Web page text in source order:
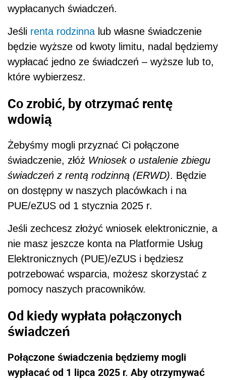
wypłacanych świadczeń.
Jeśli renta rodzinna lub własne świadczenie
będzie wyższe od kwoty limitu, nadal będziemy
wypłacać jedno ze świadczeń – wyższe lub to,
które wybierzesz.
Co zrobić, by otrzymać rentę
wdowią
Żebyśmy mogli przyznać Ci połączone
świadczenie, złóż Wniosek o ustalenie zbiegu
świadczeń z rentą rodzinną (ERWD). Będzie
on dostępny w naszych placówkach i na
PUE/eZUS od 1 stycznia 2025 r.
Jeśli zechcesz złożyć wniosek elektronicznie, a
nie masz jeszcze konta na Platformie Usług
Elektronicznych (PUE)/eZUS i będziesz
potrzebować wsparcia, możesz skorzystać z
pomocy naszych pracowników.
Od kiedy wypłata połączonych
świadczeń
Połączone świadczenia będziemy mogli
wypłacać od 1 lipca 2025 r. Aby otrzymywać